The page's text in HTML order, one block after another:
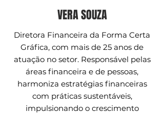
VERA SOUZA
Diretora Financeira da Forma Certa
Gráfica, com mais de 25 anos de
atuação no setor. Responsável pelas
áreas financeira e de pessoas,
harmoniza estratégias financeiras
com práticas sustentáveis,
impulsionando o crescimento